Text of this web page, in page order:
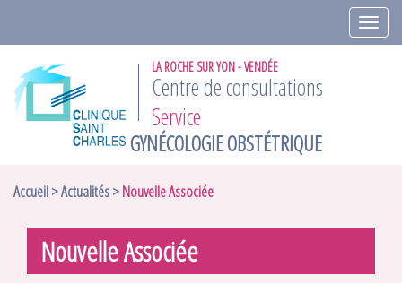
LA ROCHE SUR YON - VENDÉE
Centre de consultations
Service
GYNÉCOLOGIE OBSTÉTRIQUE
Afficher
le
Accueil Actualités Nouvelle Associée
Nouvelle Associée